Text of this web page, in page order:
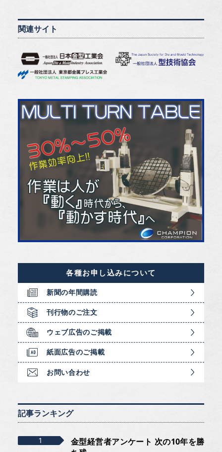
関連サイト
各種お申し込みについて
新聞の年間購読
刊行物のご注文
ウェブ広告のご掲載
紙面広告のご掲載
お問い合わせ
記事ランキング
金型経営者アンケート 次の10年を勝